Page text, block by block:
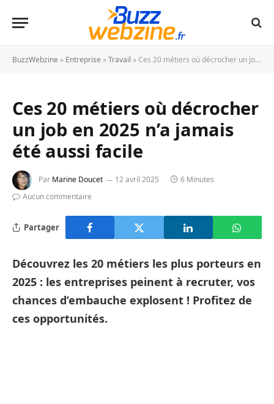
BuzzWebzine » Entreprise »Travail » Ces 20 métiers où décrocher un job en 2025 n’a jamais été aussi facile
Ces 20 métiers où décrocher
un job en 2025 n’a jamais
été aussi facile
Par Marine Doucet 12 avril 2025
6 Minutes
Aucun commentaire
Partager
Découvrez les 20 métiers les plus porteurs en
2025 : les entreprises peinent à recruter, vos
chances d’embauche explosent ! Profitez de
ces opportunités.